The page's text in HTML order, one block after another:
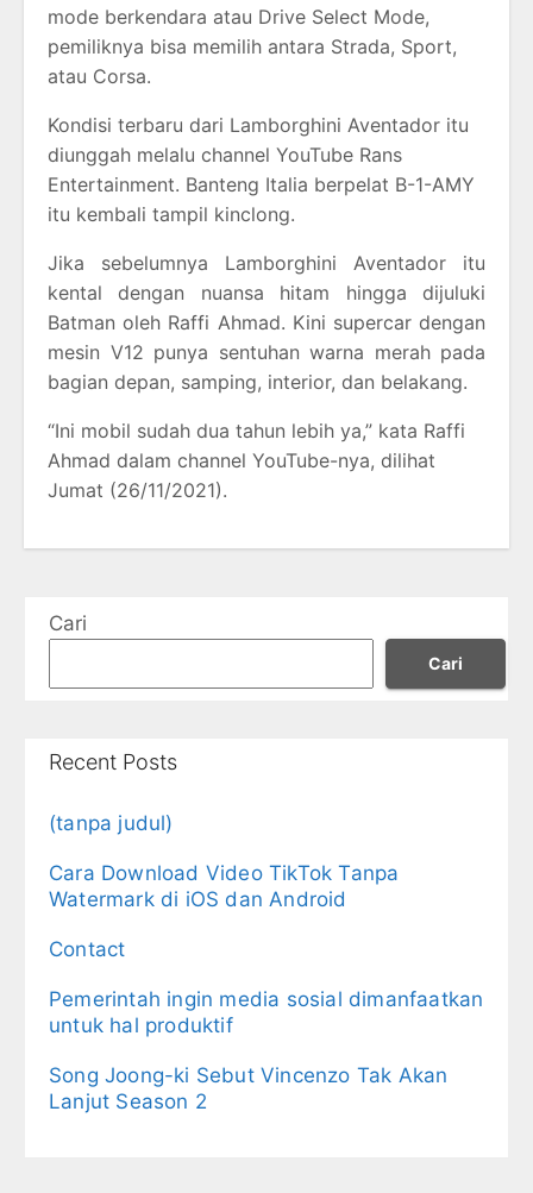
mode berkendara atau Drive Select Mode,
pemiliknya bisa memilih antara Strada, Sport,
atau Corsa.
Kondisi terbaru dari Lamborghini Aventador itu
diunggah melalu channel YouTube Rans
Entertainment. Banteng Italia berpelat B-1-AMY
itu kembali tampil kinclong.
Jika sebelumnya Lamborghini Aventador itu
kental dengan nuansa hitam hingga dijuluki
Batman oleh Raffi Ahmad. Kini supercar dengan
mesin V12 punya sentuhan warna merah pada
bagian depan, samping, interior, dan belakang.
“Ini mobil sudah dua tahun lebih ya,” kata Raffi
Ahmad dalam channel YouTube-nya, dilihat
Jumat (26/11/2021).
Cari
Cari
Recent Posts
(tanpa judul)
Cara Download Video TikTok Tanpa
Watermark di iOS dan Android
Contact
Pemerintah ingin media sosial dimanfaatkan
untuk hal produktif
Song Joong-ki Sebut Vincenzo Tak Akan
Lanjut Season 2